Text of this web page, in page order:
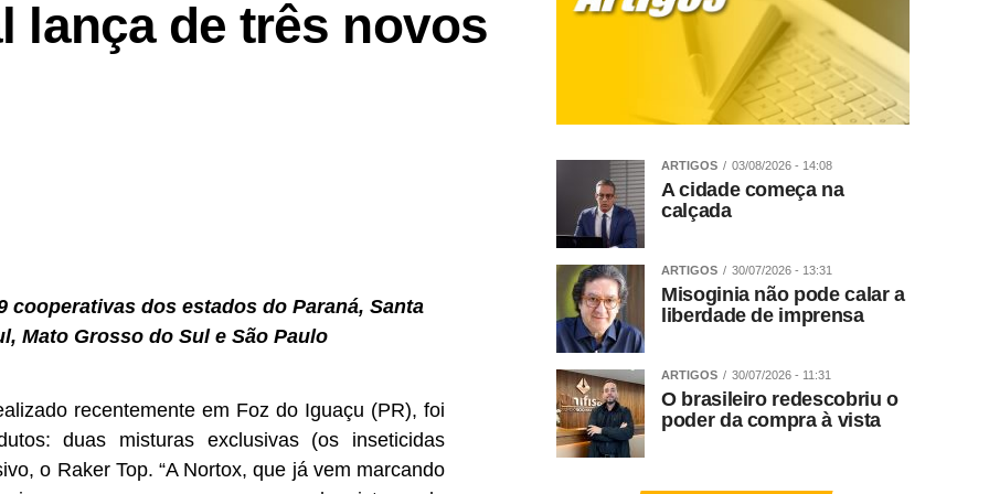
os benefícios sociais, urbanísticos e econômicos
de reduzir desigualdades e impulsionar o
dois condutores presos por embriaguez e 31
Aplicada (Ipea) estima que entre 30% e 50%
no país.
passam a ter acesso a linhas de crédito,
lança de três novos
cooperativas dos estados do Paraná, Santa
Mato Grosso do Sul e São Paulo
recentemente em Foz do Iguaçu (PR), foi
duas misturas exclusivas (os inseticidas
o Raker Top. “A Nortox, que já vem marcando
ARTIGOS 03/08/2026 - 14:08
A cidade começa na
calçada
ARTIGOS 30/07/2026 - 13:31
Misoginia não pode calar a
liberdade de imprensa
ARTIGOS 30/07/2026 - 11:31
O brasileiro redescobriu o
poder da compra à vista